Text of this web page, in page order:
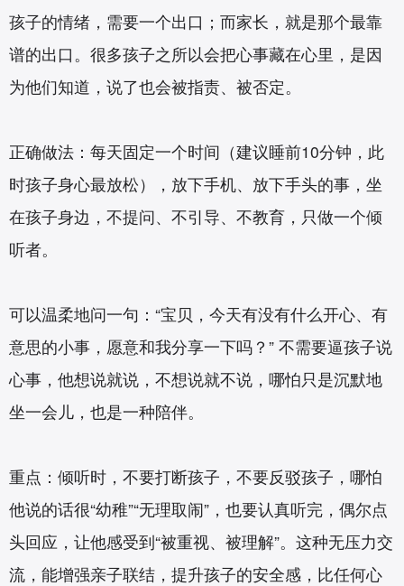
孩子的情绪，需要一个出口；而家长，就是那个最靠
谱的出口。很多孩子之所以会把心事藏在心里，是因
为他们知道，说了也会被指责、被否定。
正确做法：每天固定一个时间（建议睡前10分钟，此
时孩子身心最放松），放下手机、放下手头的事，坐
在孩子身边，不提问、不引导、不教育，只做一个倾
听者。
可以温柔地问一句：“宝贝，今天有没有什么开心、有
意思的小事，愿意和我分享一下吗？” 不需要逼孩子说
心事，他想说就说，不想说就不说，哪怕只是沉默地
坐一会儿，也是一种陪伴。
重点：倾听时，不要打断孩子，不要反驳孩子，哪怕
他说的话很“幼稚”“无理取闹”，也要认真听完，偶尔点
头回应，让他感受到“被重视、被理解”。这种无压力交
流，能增强亲子联结，提升孩子的安全感，比任何心